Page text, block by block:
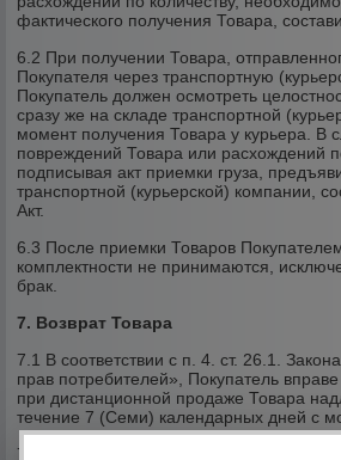
фактического получения Товара,
6.2 При получении Товара,
Покупателя через транспортную
Покупатель должен осмотреть
сразу же на складе транспортной
момент получения Товара у курьера. В
повреждений Товара или расхождений
подписывая акт приемки груза,
транспортной (курьерской) компании,
Акт.
6.3 После приемки Товаров
комплектности не принимаются,
брак.
7. Возврат Товара
7.1 В соответствии с п. 4. ст. 26.1.
прав потребителей», Покупатель вправе
при дистанционной продаже Товара
течение 7 (Семи) календарных дней с
7.2 Возврат Товара надлежащего